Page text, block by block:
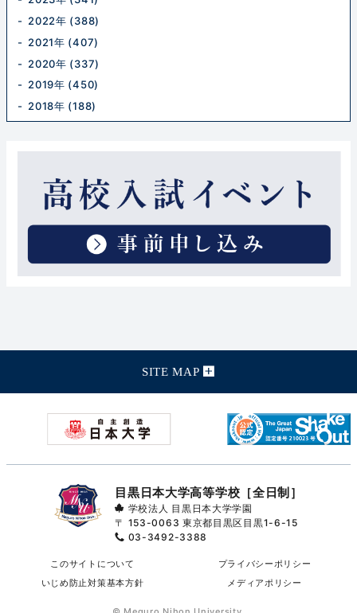
2022年 (388)
2021年 (407)
2020年 (337)
2019年 (450)
2018年 (188)
SITE MAP
目黒日本大学高等学校［全日制］
学校法人 目黒日本大学学園
〒 153-0063 東京都目黒区目黒1-6-15
03-3492-3388
このサイトについて
プライバシーポリシー
いじめ防止対策基本方針
メディアポリシー